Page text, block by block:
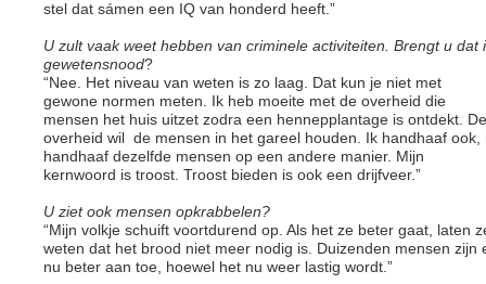
stel dat sámen een IQ van honderd heeft.”
U zult vaak weet hebben van criminele activiteiten. Brengt u dat
gewetensnood?
“Nee. Het niveau van weten is zo laag. Dat kun je niet met
gewone normen meten. Ik heb moeite met de overheid die
mensen het huis uitzet zodra een hennepplantage is ontdekt. De
overheid wil de mensen in het gareel houden. Ik handhaaf ook,
handhaaf dezelfde mensen op een andere manier. Mijn
kernwoord is troost. Troost bieden is ook een drijfveer.”
U ziet ook mensen opkrabbelen?
“Mijn volkje schuift voortdurend op. Als het ze beter gaat, laten
weten dat het brood niet meer nodig is. Duizenden mensen zijn
nu beter aan toe, hoewel het nu weer lastig wordt.”